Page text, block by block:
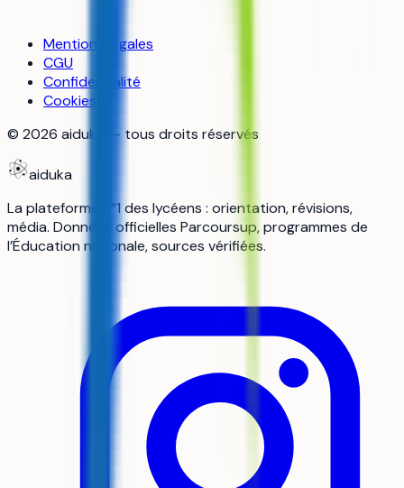
Mentions légales
CGU
Confidentialité
Cookies
© 2026 aiduka — tous droits réservés
aiduka
La plateforme n°1 des lycéens : orientation, révisions,
média. Données officielles Parcoursup, programmes de
l’Éducation nationale, sources vérifiées.